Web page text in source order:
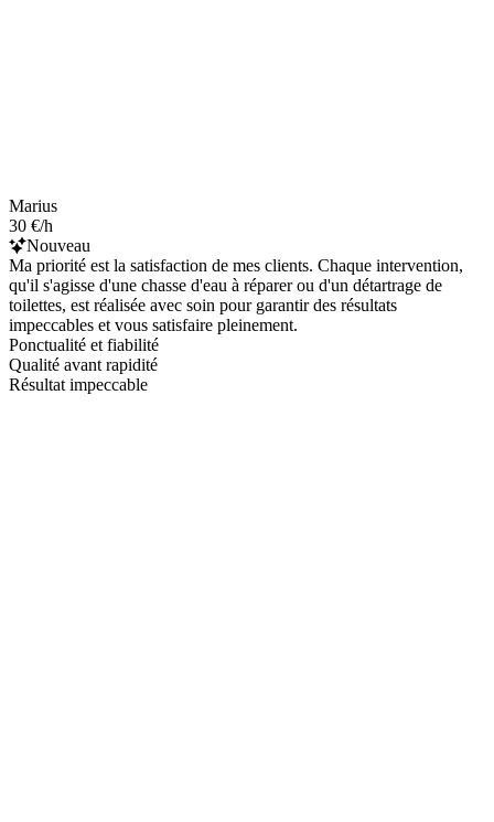
Marius
30 €/h
Nouveau
Ma priorité est la satisfaction de mes clients. Chaque intervention,
qu'il s'agisse d'une chasse d'eau à réparer ou d'un détartrage de
toilettes, est réalisée avec soin pour garantir des résultats
impeccables et vous satisfaire pleinement.
Ponctualité et fiabilité
Qualité avant rapidité
Résultat impeccable